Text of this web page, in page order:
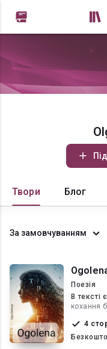
Твори Блог
За замовчуванням
Поезія
В текcті
кохання
4